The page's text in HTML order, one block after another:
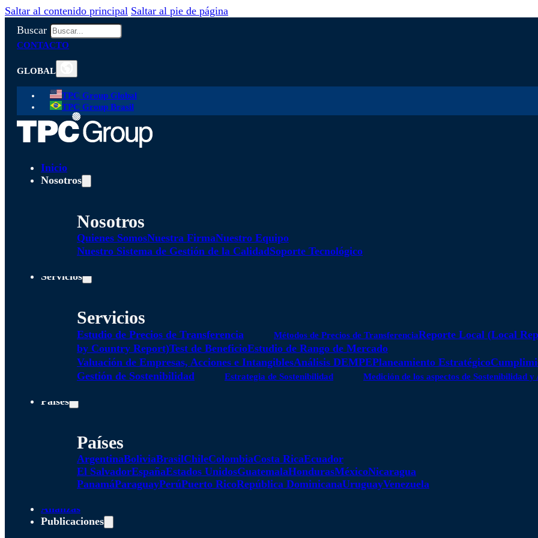
Saltar al contenido principal Saltar al pie de página
Buscar
CONTACTO
GLOBAL
TPC Group Global
TPC Group Brasil
Inicio
Nosotros
Nosotros
Quienes SomosNuestra FirmaNuestro Equipo
Nuestro Sistema de Gestión de la CalidadSoporte Tecnológico
Servicios
Servicios
Estudio de Precios de Transferencia Métodos de Precios de TransferenciaReporte Local (Local
by Country Report)Test de BeneficioEstudio de Rango de Mercado
Valuación de Empresas, Acciones e IntangiblesAnálisis DEMPEPlaneamiento Estratégico
Gestión de Sostenibilidad
Estrategia de Sostenibilidad Medición de los aspectos de Sostenibilidad y
Países
Países
ArgentinaBoliviaBrasilChileColombiaCosta RicaEcuador
El SalvadorEspañaEstados UnidosGuatemalaHondurasMéxicoNicaragua
PanamáParaguayPerúPuerto RicoRepública DominicanaUruguayVenezuela
Alianzas
Publicaciones